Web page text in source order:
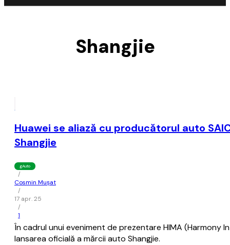
Shangjie
Huawei se aliază cu producătorul auto
Shangjie
gAuto
/
Cosmin Mușat
/
17 apr. 25
/
1
În cadrul unui eveniment de prezentare HIMA (Harmony
lansarea oficială a mărcii auto Shangjie.